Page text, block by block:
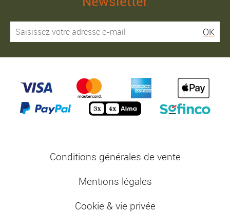
OK
Conditions générales de vente
Mentions légales
Cookie & vie privée